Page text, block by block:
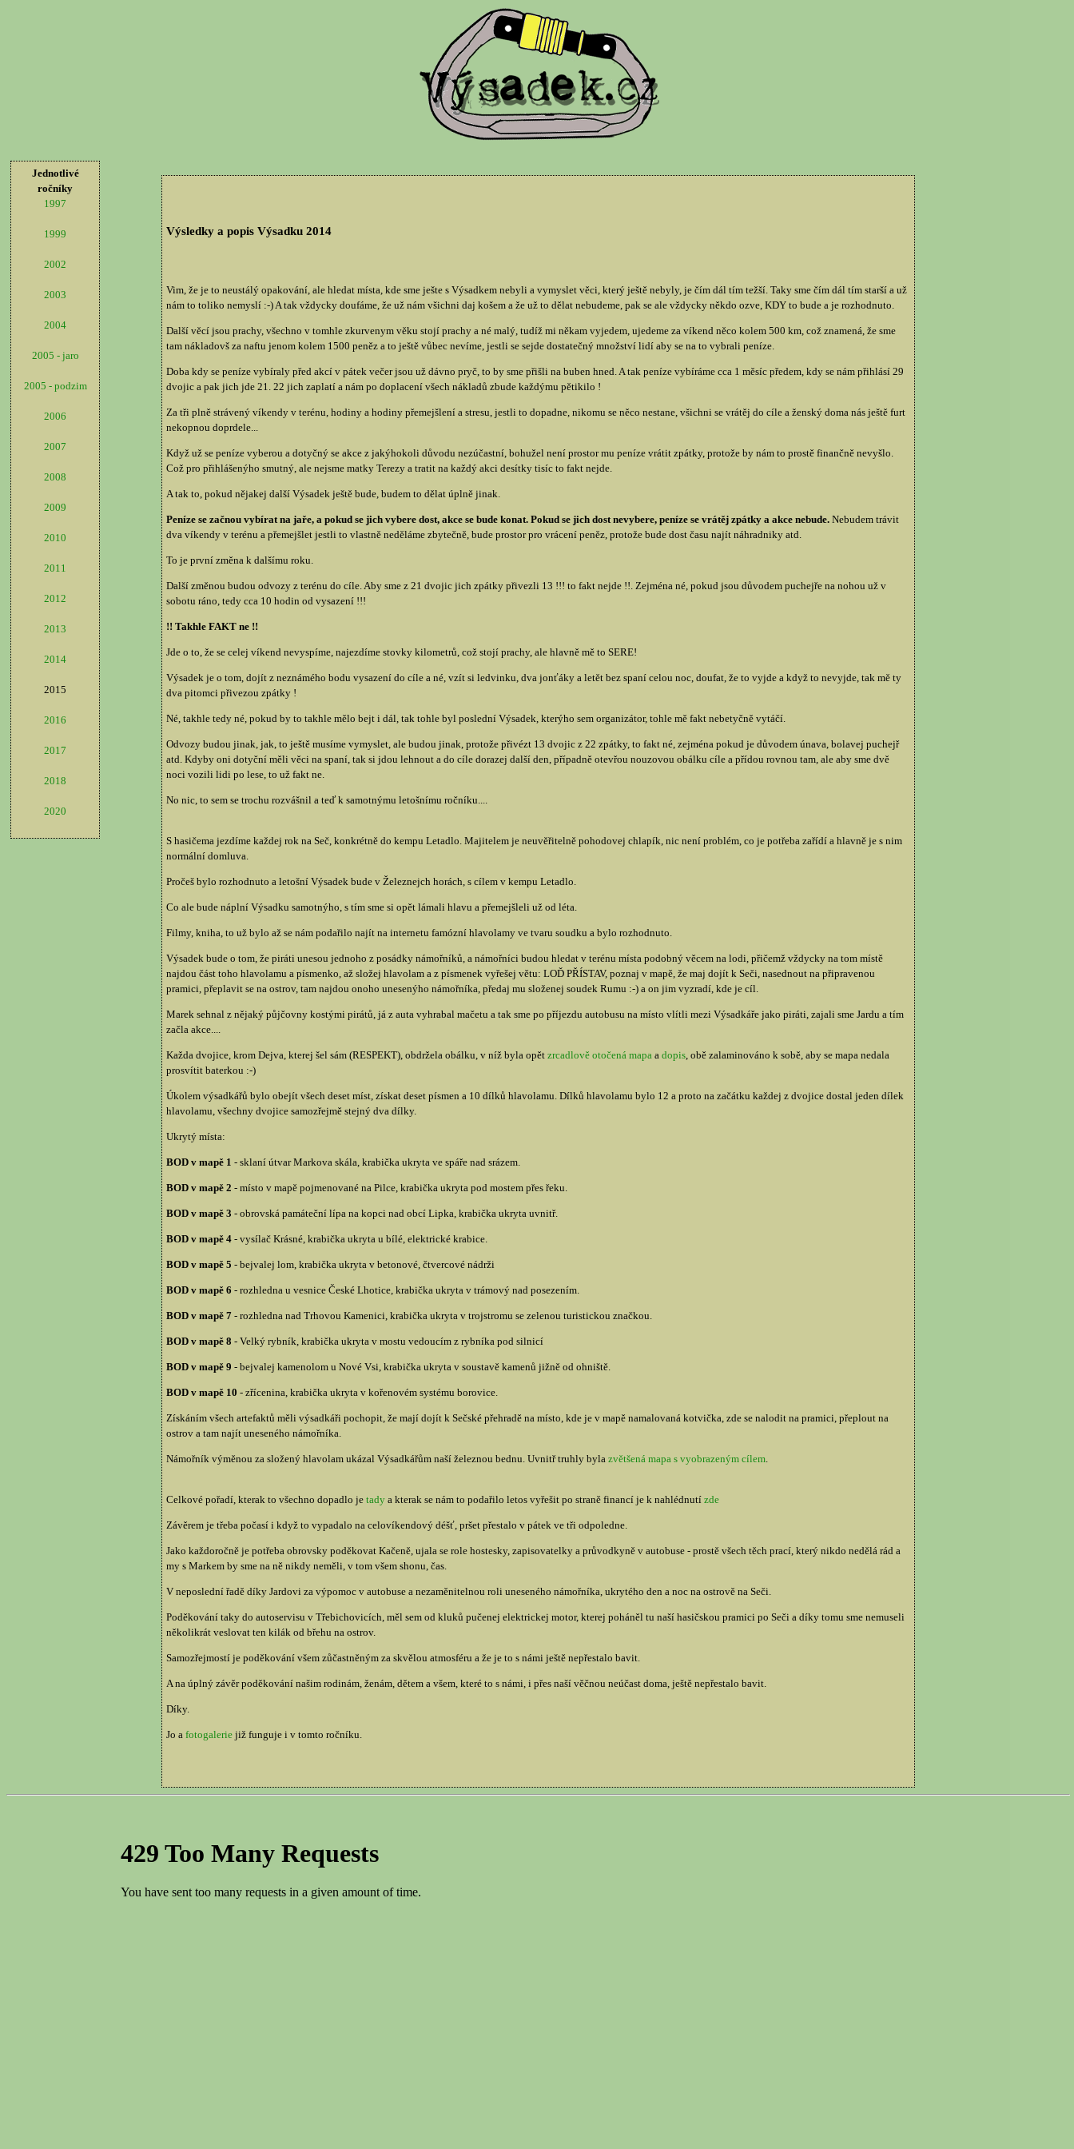
Jednotlivé
ročníky
1997
1999
2002
2003
2004
2005 - jaro
2005 - podzim
2006
2007
2008
2009
2010
2011
2012
2013
2014
2015
2016
2017
2018
2020
Výsledky a popis Výsadku 2014
Vim, že je to neustálý opakování, ale hledat místa, kde sme ješte s Výsadkem nebyli a vymyslet věci, který ještě nebyly, je čím dál tím težší. Taky sme čím dál tím starší a už
nám to toliko nemyslí :-) A tak vždycky doufáme, že už nám všichni daj košem a že už to dělat nebudeme, pak se ale vždycky někdo ozve, KDY to bude a je rozhodnuto.
Další věcí jsou prachy, všechno v tomhle zkurvenym věku stojí prachy a né malý, tudíž mi někam vyjedem, ujedeme za víkend něco kolem 500 km, což znamená, že sme
tam nákladovš za naftu jenom kolem 1500 peněz a to ještě vůbec nevíme, jestli se sejde dostatečný množství lidí aby se na to vybrali peníze.
Doba kdy se peníze vybíraly před akcí v pátek večer jsou už dávno pryč, to by sme přišli na buben hned. A tak peníze vybíráme cca 1 měsíc předem, kdy se nám přihlásí 29
dvojic a pak jich jde 21. 22 jich zaplatí a nám po doplacení všech nákladů zbude každýmu pětikilo !
Za tři plně strávený víkendy v terénu, hodiny a hodiny přemejšlení a stresu, jestli to dopadne, nikomu se něco nestane, všichni se vrátěj do cíle a ženský doma nás ještě furt
nekopnou doprdele...
Když už se peníze vyberou a dotyčný se akce z jakýhokoli důvodu nezúčastní, bohužel není prostor mu peníze vrátit zpátky, protože by nám to prostě finančně nevyšlo.
Což pro přihlášenýho smutný, ale nejsme matky Terezy a tratit na každý akci desítky tisíc to fakt nejde.
A tak to, pokud nějakej další Výsadek ještě bude, budem to dělat úplně jinak.
Peníze se začnou vybírat na jaře, a pokud se jich vybere dost, akce se bude konat. Pokud se jich dost nevybere, peníze se vrátěj zpátky a akce nebude.Nebudem trávit
dva víkendy v terénu a přemejšlet jestli to vlastně neděláme zbytečně, bude prostor pro vrácení peněz, protože bude dost času najít náhradniky atd.
To je první změna k dalšímu roku.
Další změnou budou odvozy z terénu do cíle. Aby sme z 21 dvojic jich zpátky přivezli 13 !!! to fakt nejde !!. Zejména né, pokud jsou důvodem puchejře na nohou už v
sobotu ráno, tedy cca 10 hodin od vysazení !!!
!! Takhle FAKT ne !!
Jde o to, že se celej víkend nevyspíme, najezdíme stovky kilometrů, což stojí prachy, ale hlavně mě to SERE!
Výsadek je o tom, dojít z neznámého bodu vysazení do cíle a né, vzít si ledvinku, dva jonťáky a letět bez spaní celou noc, doufat, že to vyjde a když to nevyjde, tak mě ty
dva pitomci přivezou zpátky !
Né, takhle tedy né, pokud by to takhle mělo bejt i dál, tak tohle byl poslední Výsadek, kterýho sem organizátor, tohle mě fakt nebetyčně vytáčí.
Odvozy budou jinak, jak, to ještě musíme vymyslet, ale budou jinak, protože přivézt 13 dvojic z 22 zpátky, to fakt né, zejména pokud je důvodem únava, bolavej puchejř
atd. Kdyby oni dotyční měli věci na spaní, tak si jdou lehnout a do cíle dorazej další den, případně otevřou nouzovou obálku cíle a přídou rovnou tam, ale aby sme dvě
noci vozili lidi po lese, to už fakt ne.
No nic, to sem se trochu rozvášnil a teď k samotnýmu letošnímu ročníku....
S hasičema jezdíme každej rok na Seč, konkrétně do kempu Letadlo. Majitelem je neuvěřitelně pohodovej chlapík, nic není problém, co je potřeba zařídí a hlavně je s nim
normální domluva.
Pročeš bylo rozhodnuto a letošní Výsadek bude v Železnejch horách, s cílem v kempu Letadlo.
Co ale bude náplní Výsadku samotnýho, s tím sme si opět lámali hlavu a přemejšleli už od léta.
Filmy, kniha, to už bylo až se nám podařilo najít na internetu famózní hlavolamy ve tvaru soudku a bylo rozhodnuto.
Výsadek bude o tom, že piráti unesou jednoho z posádky námořníků, a námořníci budou hledat v terénu místa podobný věcem na lodi, přičemž vždycky na tom místě
najdou část toho hlavolamu a písmenko, až složej hlavolam a z písmenek vyřešej větu: LOĎ PŘÍSTAV, poznaj v mapě, že maj dojít k Seči, nasednout na připravenou
pramici, přeplavit se na ostrov, tam najdou onoho unesenýho námořníka, předaj mu složenej soudek Rumu :-) a on jim vyzradí, kde je cíl.
Marek sehnal z nějaký půjčovny kostými pirátů, já z auta vyhrabal mačetu a tak sme po příjezdu autobusu na místo vlítli mezi Výsadkáře jako piráti, zajali sme Jardu a tím
začla akce....
Každa dvojice, krom Dejva, kterej šel sám (RESPEKT), obdržela obálku, v níž byla opět zrcadlově otočená mapaa dopis, obě zalaminováno k sobě, aby se mapa nedala
prosvítit baterkou :-)
Úkolem výsadkářů bylo obejít všech deset míst, získat deset písmen a 10 dílků hlavolamu. Dílků hlavolamu bylo 12 a proto na začátku každej z dvojice dostal jeden dílek
hlavolamu, všechny dvojice samozřejmě stejný dva dílky.
Ukrytý místa:
BOD v mapě 1 - sklaní útvar Markova skála, krabička ukryta ve spáře nad srázem.
BOD v mapě 2 - místo v mapě pojmenované na Pilce, krabička ukryta pod mostem přes řeku.
BOD v mapě 3 - obrovská památeční lípa na kopci nad obcí Lipka, krabička ukryta uvnitř.
BOD v mapě 4- vysílač Krásné, krabička ukryta u bílé, elektrické krabice.
BOD v mapě 5 - bejvalej lom, krabička ukryta v betonové, čtvercové nádrži
BOD v mapě 6 - rozhledna u vesnice České Lhotice, krabička ukryta v trámový nad posezením.
BOD v mapě 7- rozhledna nad Trhovou Kamenici, krabička ukryta v trojstromu se zelenou turistickou značkou.
BOD v mapě 8 - Velký rybník, krabička ukryta v mostu vedoucím z rybníka pod silnicí
BOD v mapě 9 - bejvalej kamenolom u Nové Vsi, krabička ukryta v soustavě kamenů jižně od ohniště.
BOD v mapě 10 - zřícenina, krabička ukryta v kořenovém systému borovice.
Získáním všech artefaktů měli výsadkáři pochopit, že mají dojít k Sečské přehradě na místo, kde je v mapě namalovaná kotvička, zde se nalodit na pramici, přeplout na
ostrov a tam najít uneseného námořníka.
Námořník výměnou za složený hlavolam ukázal Výsadkářům naší železnou bednu. Uvnitř truhly byla zvětšená mapa s vyobrazeným cílem.
Celkové pořadí, kterak to všechno dopadlo je tadya kterak se nám to podařilo letos vyřešit po straně financí je k nahlédnutí zde
Závěrem je třeba počasí i když to vypadalo na celovíkendový déšť, pršet přestalo v pátek ve tři odpoledne.
Jako každoročně je potřeba obrovsky poděkovat Kačeně, ujala se role hostesky, zapisovatelky a průvodkyně v autobuse - prostě všech těch prací, který nikdo nedělá rád a
my s Markem by sme na ně nikdy neměli, v tom všem shonu, čas.
V neposlední řadě díky Jardovi za výpomoc v autobuse a nezaměnitelnou roli uneseného námořníka, ukrytého den a noc na ostrově na Seči.
Poděkování taky do autoservisu v Třebichovicích, měl sem od kluků pučenej elektrickej motor, kterej poháněl tu naší hasičskou pramici po Seči a díky tomu sme nemuseli
několikrát veslovat ten kilák od břehu na ostrov.
Samozřejmostí je poděkování všem zůčastněným za skvělou atmosféru a že je to s námi ještě nepřestalo bavit.
A na úplný závěr poděkování našim rodinám, ženám, dětem a všem, které to s námi, i přes naší věčnou neúčast doma, ještě nepřestalo bavit.
Díky.
Jo a fotogaleriejiž funguje i v tomto ročníku.